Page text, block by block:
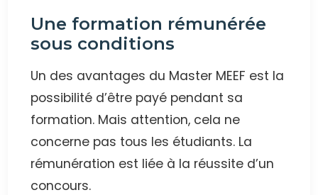
Une formation rémunérée
sous conditions
Un des avantages du Master MEEF est la
possibilité d’être payé pendant sa
formation. Mais attention, cela ne
concerne pas tous les étudiants. La
rémunération est liée à la réussite d’un
concours.